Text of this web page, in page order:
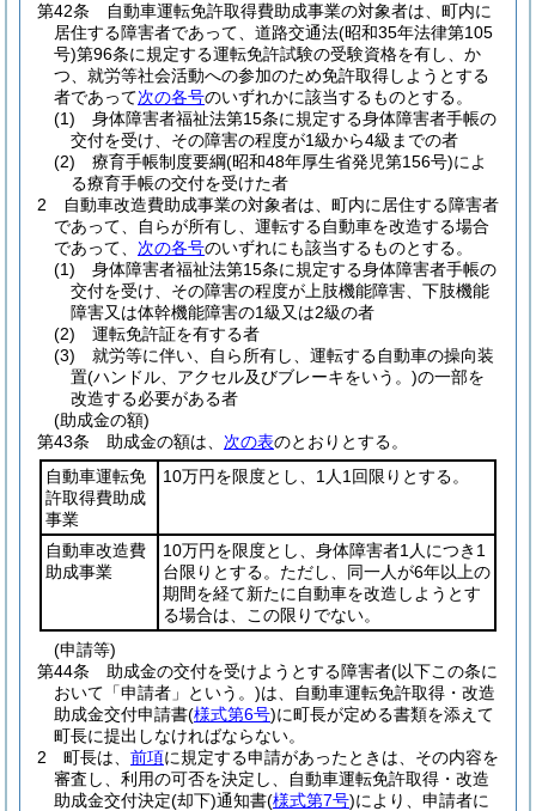
第42条
自動車運転免許取得費助成事業の対象者は、町内に
居住する障害者であって、道路交通法(昭和35年法律第105
号)第96条に規定する運転免許試験の受験資格を有し、か
つ、就労等社会活動への参加のため免許取得しようとする
者であって次の各号のいずれかに該当するものとする。
(1)
身体障害者福祉法第15条に規定する身体障害者手帳の
交付を受け、その障害の程度が1級から4級までの者
(2)
療育手帳制度要綱(昭和48年厚生省発児第156号)によ
る療育手帳の交付を受けた者
2
自動車改造費助成事業の対象者は、町内に居住する障害者
であって、自らが所有し、運転する自動車を改造する場合
であって、 次の各号のいずれにも該当するものとする。
(1)
身体障害者福祉法第15条に規定する身体障害者手帳の
交付を受け、その障害の程度が上肢機能障害、下肢機能
障害又は体幹機能障害の1級又は2級の者
(2)
運転免許証を有する者
(3)
就労等に伴い、自ら所有し、運転する自動車の操向装
置(ハンドル、アクセル及びブレーキをいう。)の一部を
改造する必要がある者
(助成金の額)
第43条
助成金の額は、 次の表のとおりとする。
自動車運転免
許取得費助成
事業
10万円を限度とし、1人1回限りとする。
自動車改造費
助成事業
10万円を限度とし、身体障害者1人につき1
台限りとする。ただし、同一人が6年以上の
期間を経て新たに自動車を改造しようとす
る場合は、この限りでない。
(申請等)
第44条
助成金の交付を受けようとする障害者(以下この条に
おいて「申請者」という。)は、自動車運転免許取得・改造
助成金交付申請書(様式第6号)に町長が定める書類を添えて
町長に提出しなければならない。
2
町長は、 前項に規定する申請があったときは、その内容を
審査し、利用の可否を決定し、自動車運転免許取得・改造
助成金交付決定(却下)通知書(様式第7号)により、申請者に